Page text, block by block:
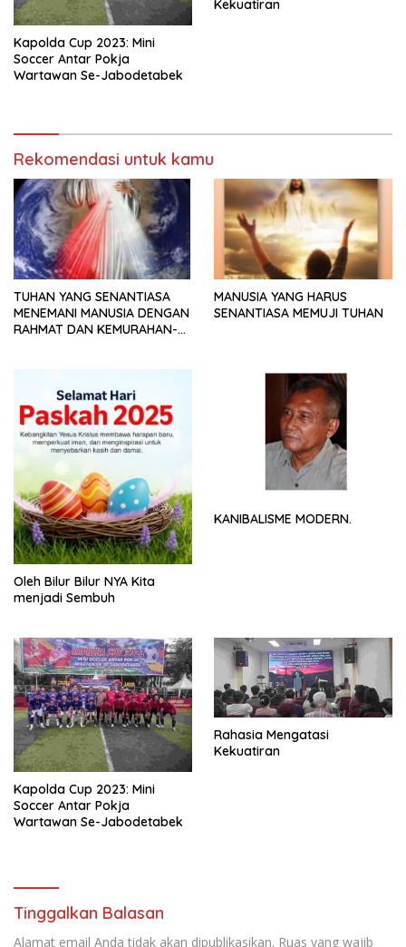
Kapolda Cup 2023: Mini
Soccer Antar Pokja
Wartawan Se-Jabodetabek
Kekuatiran
Rekomendasi untuk kamu
TUHAN YANG SENANTIASA
MENEMANI MANUSIA DENGAN
RAHMAT DAN KEMURAHAN-
MANUSIA YANG HARUS
SENANTIASA MEMUJI TUHAN
Oleh Bilur Bilur NYA Kita
menjadi Sembuh
KANIBALISME MODERN.
Kapolda Cup 2023: Mini
Soccer Antar Pokja
Wartawan Se-Jabodetabek
Rahasia Mengatasi
Kekuatiran
Tinggalkan Balasan
Alamat email Anda tidak akan dipublikasikan. Ruas yang wajib